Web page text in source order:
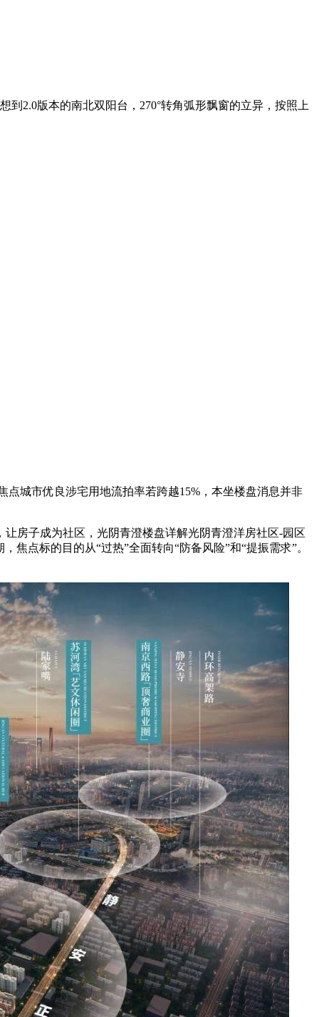
到2.0版本的南北双阳台，270°转角弧形飘窗的立异，按照上
点城市优良涉宅用地流拍率若跨越15%，本坐楼盘消息并非
房子成为社区，光阴青澄楼盘详解光阴青澄洋房社区-园区
点标的目的从“过热”全面转向“防备风险”和“提振需求”。